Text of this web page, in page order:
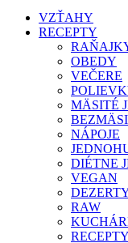
VZŤAHY
RECEPTY
OBEDY
VEČERE
MÄSITÉ
NÁPOJE
DIÉTNE
VEGAN
RAW